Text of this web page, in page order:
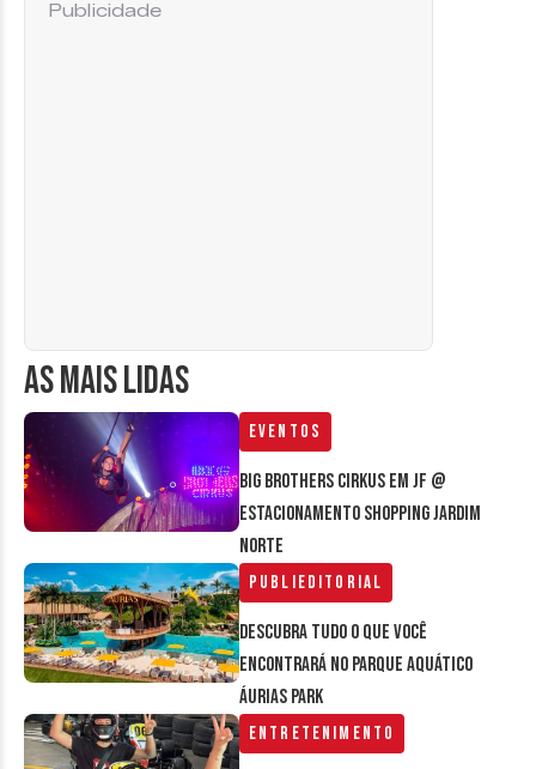
AS MAIS LIDAS
Eventos
Big Brothers Cirkus em JF @
estacionamento Shopping Jardim
Norte
Publieditorial
Descubra tudo o que você
encontrará no parque aquático
Áurias Park
Entretenimento
Publicidade